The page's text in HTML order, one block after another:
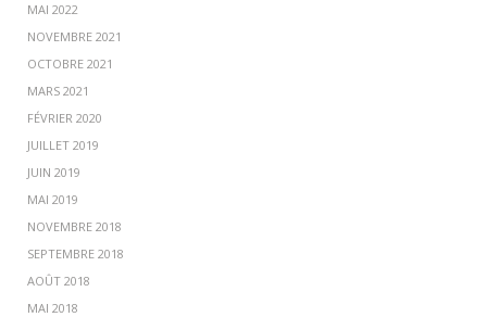
MAI 2022
NOVEMBRE 2021
OCTOBRE 2021
MARS 2021
FÉVRIER 2020
JUILLET 2019
JUIN 2019
MAI 2019
NOVEMBRE 2018
SEPTEMBRE 2018
AOÛT 2018
MAI 2018